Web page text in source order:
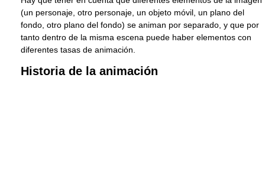
(un personaje, otro personaje, un objeto móvil, un plano del
fondo, otro plano del fondo) se animan por separado, y que por
tanto dentro de la misma escena puede haber elementos con
diferentes tasas de animación.
Historia de la animación